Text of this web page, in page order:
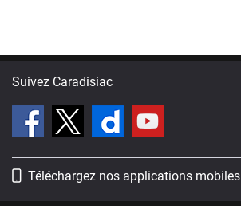
Suivez Caradisiac
Téléchargez nos applications mobiles